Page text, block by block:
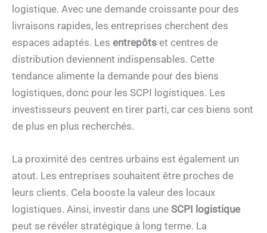
logistique. Avec une demande croissante pour des
livraisons rapides, les entreprises cherchent des
espaces adaptés. Les entrepôts et centres de
distribution deviennent indispensables. Cette
tendance alimente la demande pour des biens
logistiques, donc pour les SCPI logistiques. Les
investisseurs peuvent en tirer parti, car ces biens sont
de plus en plus recherchés.
La proximité des centres urbains est également un
atout. Les entreprises souhaitent être proches de
leurs clients. Cela booste la valeur des locaux
logistiques. Ainsi, investir dans une SCPI logistique
peut se révéler stratégique à long terme. La